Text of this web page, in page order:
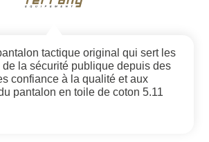
tactique original qui sert les
la sécurité publique depuis des
confiance à la qualité et aux
pantalon en toile de coton 5.11